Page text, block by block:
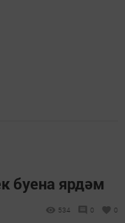
буена ярдәм
534 0 0